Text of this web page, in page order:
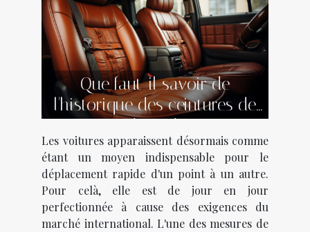
Que faut-il savoir de
l'historique des ceintures de
sécurité ?
Les voitures apparaissent désormais comme
étant un moyen indispensable pour le
déplacement rapide d'un point à un autre.
Pour celà, elle est de jour en jour
perfectionnée à cause des exigences du
marché international. L'une des mesures de